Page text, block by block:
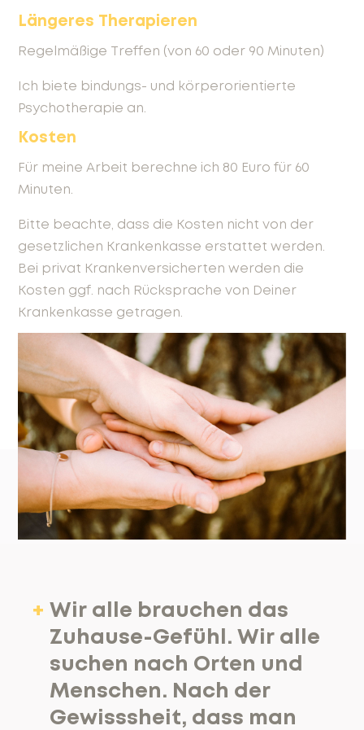
Längeres Therapieren
Regelmäßige Treffen (von 60 oder 90 Minuten)
Ich biete bindungs- und körperorientierte
Psychotherapie an.
Kosten
Für meine Arbeit berechne ich 80 Euro für 60
Minuten.
Bitte beachte, dass die Kosten nicht von der
gesetzlichen Krankenkasse erstattet werden.
Bei privat Krankenversicherten werden die
Kosten ggf. nach Rücksprache von Deiner
Krankenkasse getragen.
Wir alle brauchen das
Zuhause-Gefühl. Wir alle
suchen nach Orten und
Menschen. Nach der
Gewisssheit, dass man